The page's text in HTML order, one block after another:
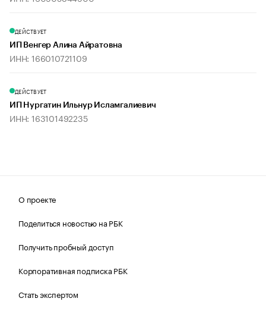
ДЕЙСТВУЕТ
ИП Венгер Алина Айратовна
ИНН: 166010721109
ДЕЙСТВУЕТ
ИП Нургатин Ильнур Исламгалиевич
ИНН: 163101492235
О проекте
Поделиться новостью на РБК
Получить пробный доступ
Корпоративная подписка РБК
Стать экспертом